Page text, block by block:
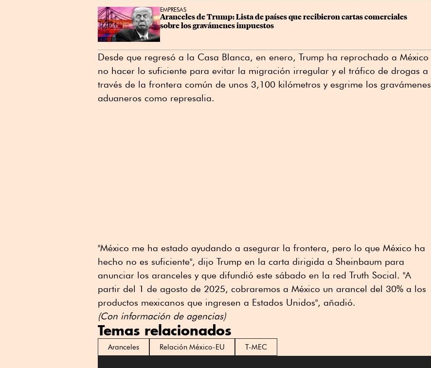
EMPRESAS
Aranceles de Trump: Lista de países que recibieron cartas comerciales
sobre los gravámenes impuestos
Desde que regresó a la Casa Blanca, en enero, Trump ha reprochado a México
no hacer lo suficiente para evitar la migración irregular y el tráfico de drogas a
través de la frontera común de unos 3,100 kilómetros y esgrime los gravámenes
aduaneros como represalia.
"México me ha estado ayudando a asegurar la frontera, pero lo que México ha
hecho no es suficiente", dijo Trump en la carta dirigida a Sheinbaum para
anunciar los aranceles y que difundió este sábado en la red Truth Social. "A
partir del 1 de agosto de 2025, cobraremos a México un arancel del 30% a los
productos mexicanos que ingresen a Estados Unidos", añadió.
(Con información de agencias)
Temas relacionados
Aranceles Relación México-EU T-MEC